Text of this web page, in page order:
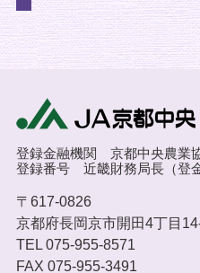
登録金融機関 京都中央農業
登録番号 近畿財務局長（登
〒617-0826
京都府長岡京市開田4丁目
TEL 075-955-8571
FAX 075-955-3491